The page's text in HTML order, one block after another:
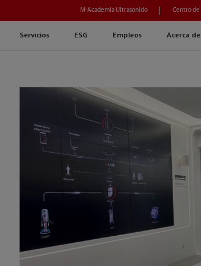
Servicios ESG Empleos Acerca
M-Academia Ultrasonido Centro de